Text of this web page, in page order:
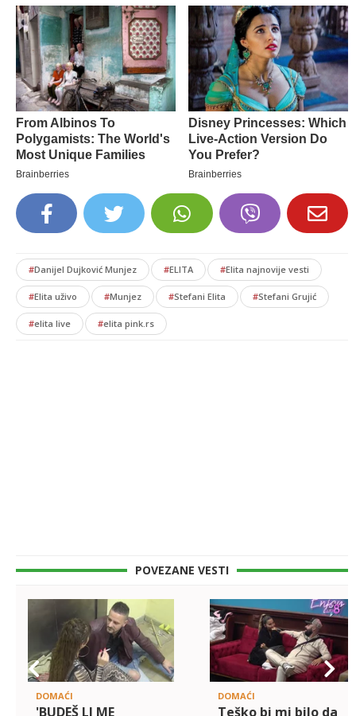
#Danijel Dujković Munjez #ELITA #Elita najnovije vesti
#Elita uživo #Munjez #Stefani Elita #Stefani Grujić
#elita live #elita pink.rs
POVEZANE VESTI
DOMAĆI
'BUDEŠ LI ME
DOMAĆI
Teško bi mi bilo da